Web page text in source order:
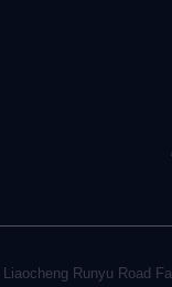
Liaocheng Runyu Road